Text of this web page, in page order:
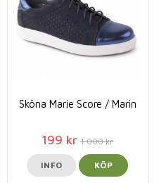
Sköna Marie Score / Marin
199 kr 1 000 kr
INFO KÖP